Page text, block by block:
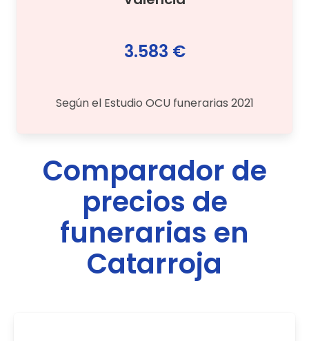
3.583 €
Según el Estudio OCU funerarias 2021
Comparador de
precios de
funerarias en
Catarroja